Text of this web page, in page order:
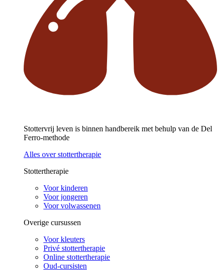
Stottervrij leven is binnen handbereik met behulp van de Del
Ferro-methode
Alles over stottertherapie
Stottertherapie
Voor kinderen
Voor jongeren
Voor volwassenen
Overige cursussen
Voor kleuters
Privé stottertherapie
Online stottertherapie
Oud-cursisten